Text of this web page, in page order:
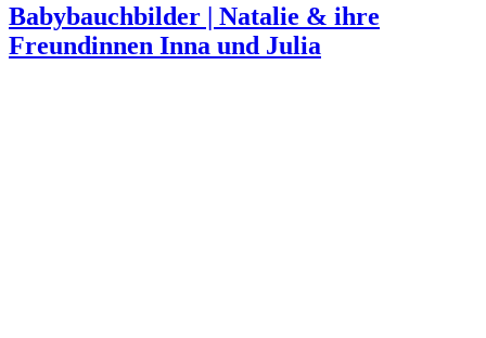
Babybauchbilder | Natalie & ihre
Freundinnen Inna und Julia